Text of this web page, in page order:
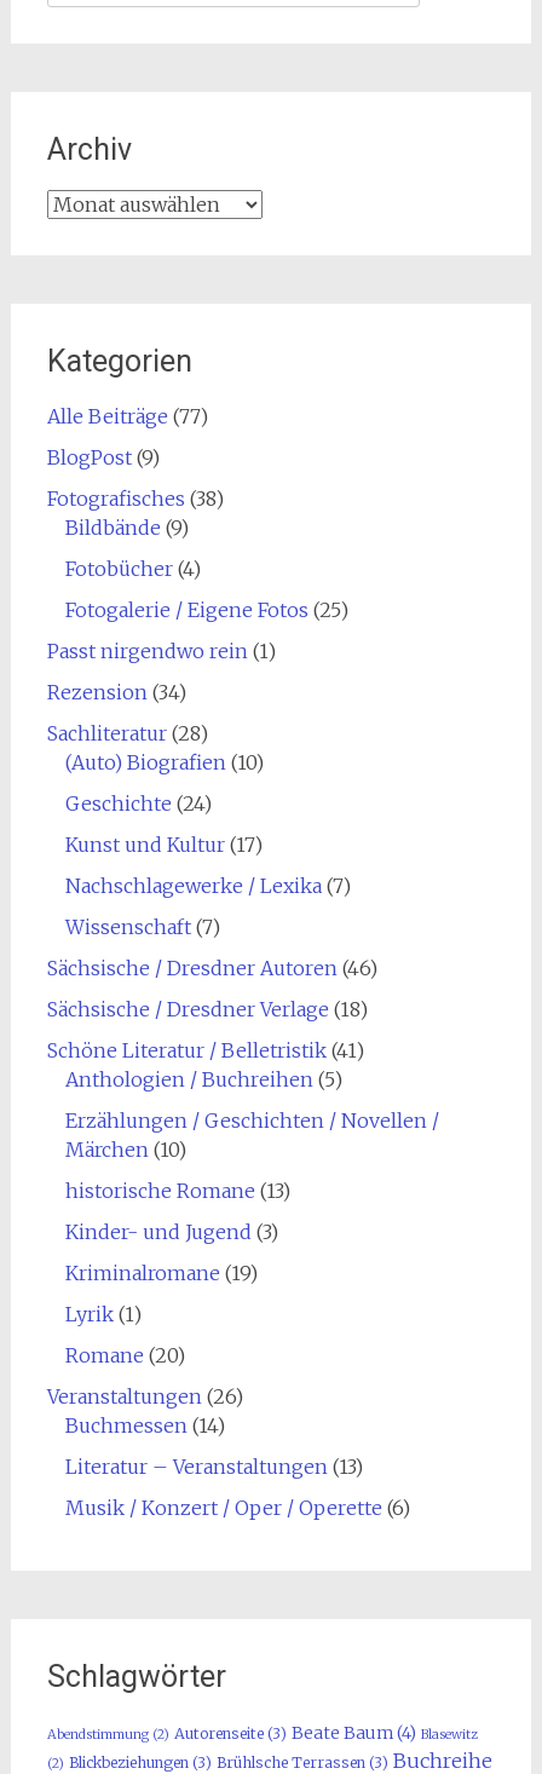
Archiv
Archiv
Kategorien
Alle Beiträge (77)
BlogPost(9)
Fotografisches (38)
Bildbände (9)
Fotobücher(4)
Fotogalerie / Eigene Fotos (25)
Passt nirgendwo rein(1)
Rezension(34)
Sachliteratur(28)
(Auto) Biografien(10)
Geschichte (24)
Kunst und Kultur(17)
Nachschlagewerke / Lexika(7)
Wissenschaft(7)
Sächsische / Dresdner Autoren(46)
Sächsische / Dresdner Verlage (18)
Schöne Literatur / Belletristik(41)
Anthologien / Buchreihen(5)
Erzählungen / Geschichten / Novellen /
Märchen(10)
historische Romane (13)
Kinder- und Jugend (3)
Kriminalromane (19)
Lyrik(1)
Romane (20)
Veranstaltungen(26)
Buchmessen(14)
Literatur – Veranstaltungen(13)
Musik / Konzert / Oper / Operette (6)
Schlagwörter
Abendstimmung(2) Autorenseite(3) Beate Baum(4) Blasewitz
(2) Blickbeziehungen(3) Brühlsche Terrassen(3) Buchreihe